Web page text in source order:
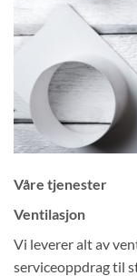
Våre tjenester
Ventilasjon
Vi leverer alt av
serviceoppdrag til